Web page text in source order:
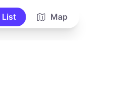
List Map